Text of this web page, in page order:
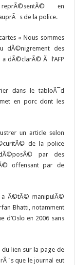
reprÃ©sentÃ© en
de la police.
« Nous sommes
dÃ©nigrement des
a dÃ©clarÃ© Ã l’AFP
dans le tabloÃ¯d
en porc dont les
un article selon
de la police
par des
offensant par de
a Ã©tÃ© manipulÃ©
Bhatti, notamment
en 2006 sans
lien sur la page de
que le journal eut